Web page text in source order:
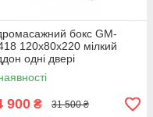
бокс GM-
120x80x220 мілкий
одні двері
900 ₴ 31 500 ₴